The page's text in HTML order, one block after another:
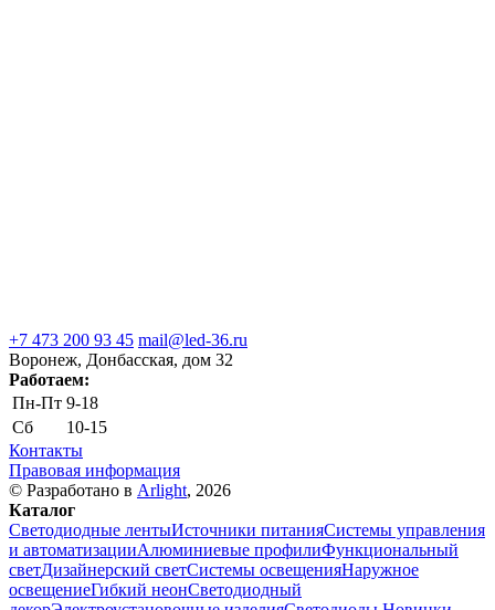
+7 473 200 93 45 mail@led-36.ru
Воронеж, Донбасская, дом 32
Работаем:
Пн-Пт 9-18
Сб
10-15
Контакты
Правовая информация
© Разработано в Arlight, 2026
Каталог
Светодиодные лентыИсточники питанияСистемы управления
и автоматизацииАлюминиевые профилиФункциональный
светДизайнерский светСистемы освещенияНаружное
освещениеГибкий неонСветодиодный